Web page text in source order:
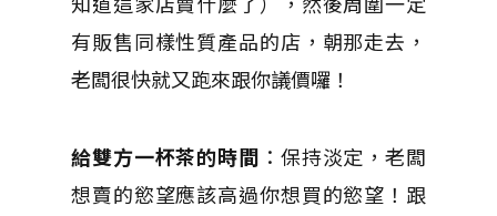
有販售同樣性質產品的店，朝那走去，
老闆很快就又跑來跟你議價囉！
給雙方一杯茶的時間 ：保持淡定，老闆
想賣的慾望應該高過你想買的慾望！跟